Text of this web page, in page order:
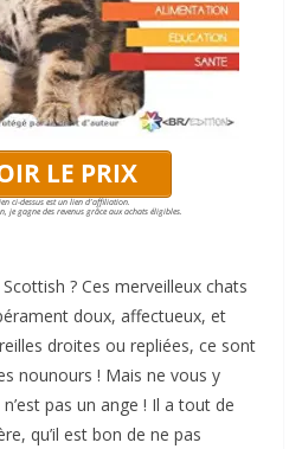
LE PRIX
ci-dessus est un lien d'affiliation.
je gagne des revenus grâce aux achats éligibles.
? Ces merveilleux chats
doux, affectueux, et
droites ou repliées, ce sont
nounours ! Mais ne vous y
pas un ange ! Il a tout de
qu’il est bon de ne pas